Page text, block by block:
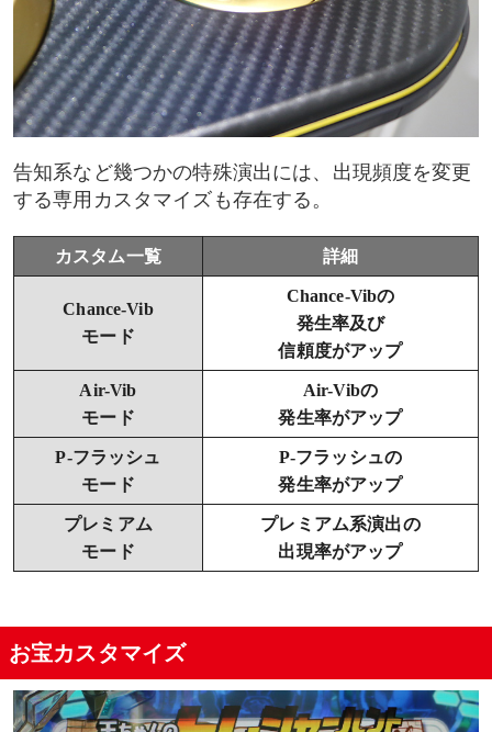
告知系など幾つかの特殊演出には、出現頻度を変更
する専用カスタマイズも存在する。
カスタム一覧 詳細
Chance-Vib
モード
Chance-Vibの
発生率及び
信頼度がアップ
Air-Vib
モード
Air-Vibの
発生率がアップ
P-フラッシュ
モード
P-フラッシュの
発生率がアップ
プレミアム
モード
プレミアム系演出の
出現率がアップ
お宝カスタマイズ